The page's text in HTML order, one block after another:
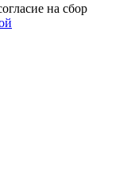
на сбор